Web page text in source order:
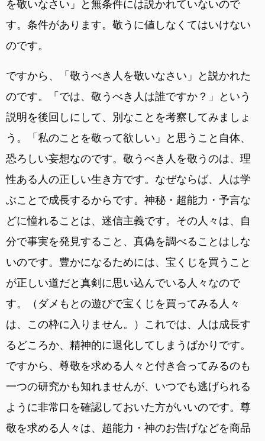
を敬いなさい」と無条件には説かれていないので
す。条件があります。敬うに値しなくてはいけない
のです。
ですから、「敬うべき人を敬いなさい」と説かれた
のです。「では、敬うべき人は誰ですか？」という
説明を後回しにして、別なことを考察してみましょ
う。「私のことを敬って欲しい」と思うこと自体、
恐ろしい妄想なのです。敬うべき人を敬うのは、理
性ある人の正しい生き方です。なぜならば、人は学
ぶことで成長するからです。神秘・超能力・予言な
どに憧れることは、迷信主義です。その人々は、自
分で事実を発見すること、真偽を調べることはしな
いのです。豊かになるためには、宝くじを買うこと
が正しい道だと真剣に思い込んでいる人々なので
す。（ダメもとの遊びで宝くじを買ってみる人々
は、この枠に入りません。）これでは、人は成長す
るどころか、精神的に退化してしまうばかりです。
ですから、尊敬を求める人々と付き合ってみるのも
一つの研究かも知れませんが、いつでも逃げられる
ように非常口を確認しておいた方がいいのです。尊
敬を求める人々は、超能力・神のお告げなどを商品